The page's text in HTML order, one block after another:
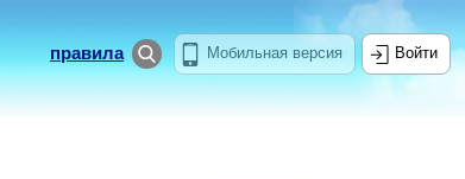
Мобильная версия
правила Войти